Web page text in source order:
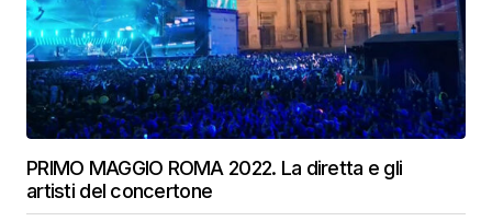
PRIMO MAGGIO ROMA 2022. La diretta e gli
artisti del concertone